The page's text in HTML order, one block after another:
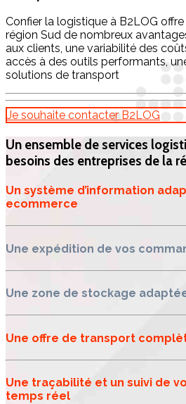
Confier la logistique à B2LOG
région Sud de nombreux
aux clients, une variabilité des
accès à des outils performants,
solutions de transport
Je souhaite contacter B2LOG
Un ensemble de services
besoins des entreprises de la
Un système d’information
ecommerce
Une expédition de vos
Une zone de stockage
Une offre de transport
Une traçabilité et un suivi de
temps réel